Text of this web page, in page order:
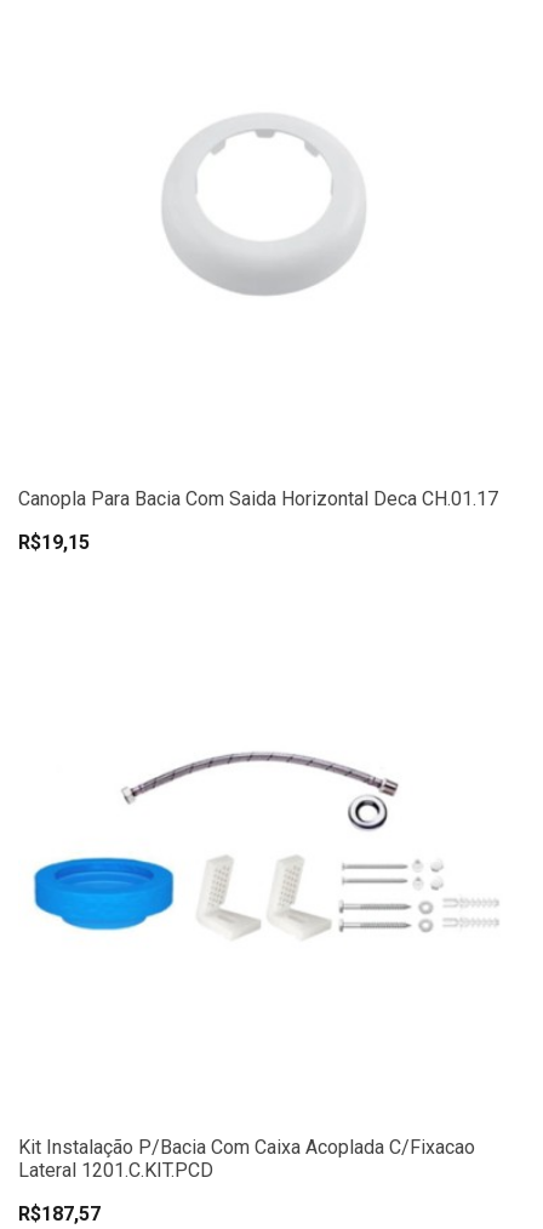
Canopla Para Bacia Com Saida Horizontal Deca CH.01.17
R$19,15
Kit Instalação P/Bacia Com Caixa Acoplada C/Fixacao
Lateral 1201.C.KIT.PCD
R$187,57